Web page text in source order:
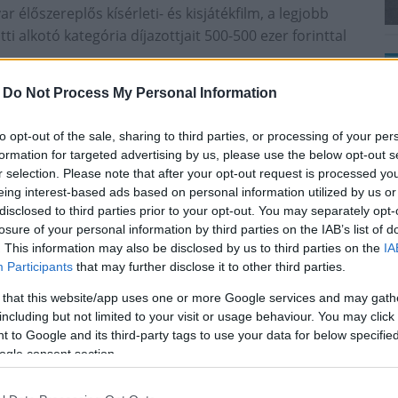
Do Not Process My Personal Information
opt-out of the sale, sharing to third parties, or processing of your
for targeted advertising by us, please use the below opt-out
selection. Please note that after your opt-out request is processed
interest-based ads based on personal information utilized by us
to third parties prior to your opt-out. You may separately
of your personal information by third parties on the IAB’s list of
This information may also be disclosed by us to third parties on the
Participants that may further disclose it to other third parties.
that this website/app uses one or more Google services and may
but not limited to your visit or usage behaviour. You may
to Google and its third-party tags to use your data for below
consent section.
élőszereplős kísérleti- és kisjátékfilm, a legjobb
alkotó kategória díjazottjait 500-500 ezer forinttal
több, a Médiatanács támogatásával készített
legjobb játék Grosan Cristina Átalakítás
filmje - tették hozzá.
rádiós pályázatban az egyetlen pályázó Hegyalja
Szent István Rádió -Tokaj néven
közösségi jellegű rádiós médiaszolgáltatási
honlapján olvasható. A pályázati ajánlatokat május
a tévéműsorok korhatári besorolásait internetes
Kft. egy januári napot vizsgáló ellenőrzés
már követett el ilyen jogsértést, a tanács 25 ezer